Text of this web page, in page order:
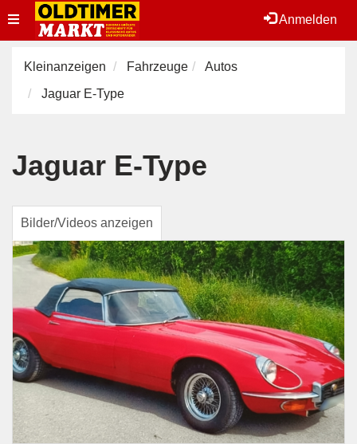
Anmelden
Toggle
navigation
Kleinanzeigen Fahrzeuge
Autos
Jaguar E-Type
Jaguar E-Type
Bilder/Videos anzeigen